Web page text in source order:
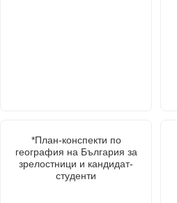
*План-конспекти по
география на България за
зрелостници и кандидат-
студенти